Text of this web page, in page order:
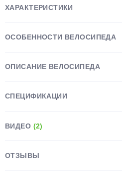
ХАРАКТЕРИСТИКИ
ОСОБЕННОСТИ ВЕЛОСИПЕДА
ОПИСАНИЕ ВЕЛОСИПЕДА
СПЕЦИФИКАЦИИ
ВИДЕО (2)
ОТЗЫВЫ